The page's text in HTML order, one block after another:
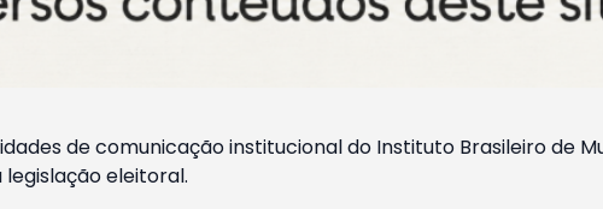
de comunicação institucional do Instituto Brasileiro de
eleitoral.